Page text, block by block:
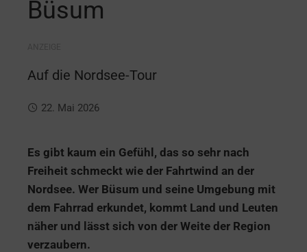
Büsum
Auf die Nordsee-Tour
22. Mai 2026
Es gibt kaum ein Gefühl, das so sehr nach
Freiheit schmeckt wie der Fahrtwind an der
Nordsee. Wer Büsum und seine Umgebung mit
dem Fahrrad erkundet, kommt Land und Leuten
näher und lässt sich von der Weite der Region
verzaubern.